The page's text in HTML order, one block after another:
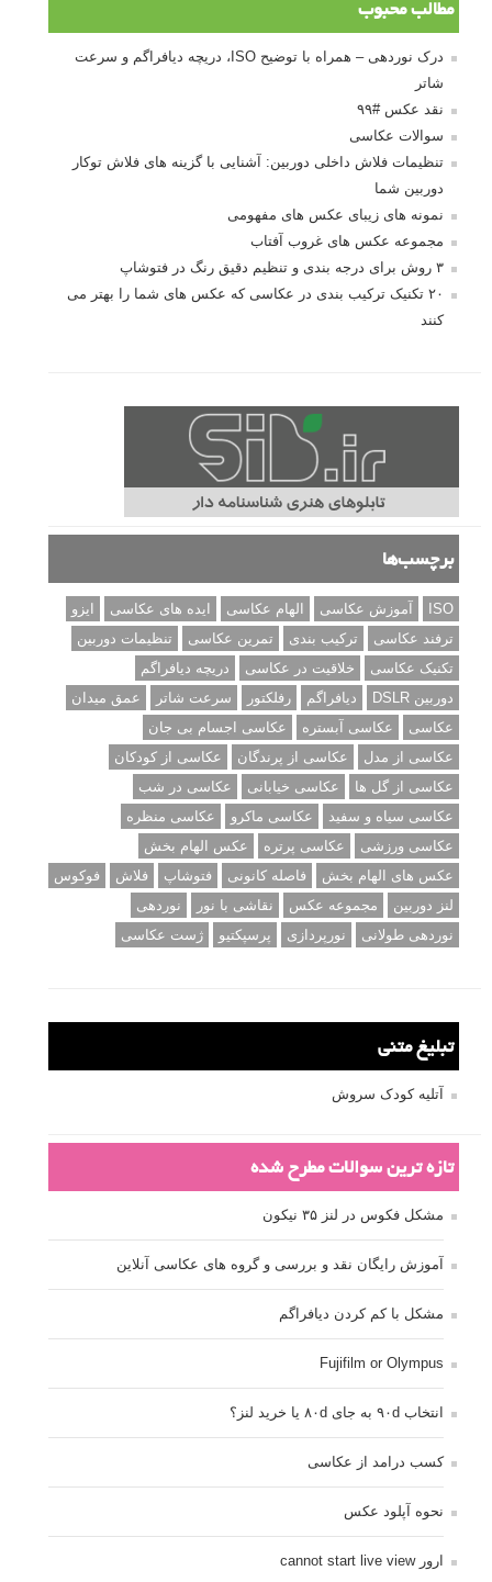
مطالب محبوب
درک نوردهی – همراه با توضیح ISO، دریچه دیافراگم و سرعت
شاتر
نقد عکس #۹۹
سوالات عکاسی
تنظیمات فلاش داخلی دوربین: آشنایی با گزینه های فلاش توکار
دوربین شما
نمونه های زیبای عکس های مفهومی
مجموعه عکس های غروب آفتاب
۳ روش برای درجه بندی و تنظیم دقیق رنگ در فتوشاپ
۲۰ تکنیک ترکیب بندی در عکاسی که عکس های شما را بهتر می
کنند
برچسب‌ها
ISO آموزش عکاسی الهام عکاسی ایده های عکاسی
ایزو
ترفند عکاسی
ترکیب بندی تمرین عکاسی
تنظیمات دوربین
تکنیک عکاسی
خلاقیت در عکاسی
دریچه دیافراگم
دوربین DSLR
دیافراگم رفلکتور سرعت شاتر
عمق میدان
عکاسی
عکاسی آبستره
عکاسی اجسام بی جان
عکاسی از مدل
عکاسی از پرندگان
عکاسی از کودکان
عکاسی از گل ها
عکاسی خیابانی
عکاسی در شب
عکاسی سیاه و سفید
عکاسی ماکرو
عکاسی منظره
عکاسی ورزشی
عکاسی پرتره
عکس الهام بخش
عکس های الهام بخش
فاصله کانونی فتوشاپ فلاش
فوکوس
لنز دوربین
مجموعه عکس نقاشی با نور
نوردهی
نوردهی طولانی
نورپردازی پرسپکتیو ژست عکاسی
تبلیغ متنی
آتلیه کودک سروش
تازه ترین سوالات مطرح شده
مشکل فکوس در لنز ۳۵ نیکون
آموزش رایگان نقد و بررسی و گروه های عکاسی آنلاین
مشکل با کم کردن دیافراگم
Fujifilm or Olympus
انتخاب ۹۰d به جای ۸۰d یا خرید لنز؟
کسب درامد از عکاسی
نحوه آپلود عکس
ارور cannot start live view